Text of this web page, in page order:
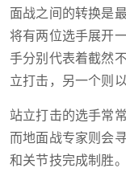
面战之间的转换是
将有两位选手展开
手分别代表着截然
立打击，另一个则
站立打击的选手常
而地面战专家则会
和关节技完成制胜